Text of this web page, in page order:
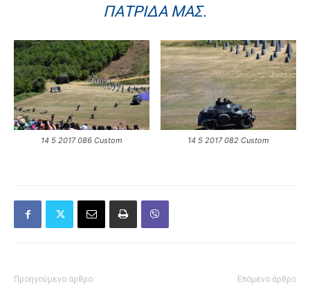
ΠΑΤΡΊΔΑ ΜΑΣ.
14 5 2017 086 Custom 14 5 2017 082 Custom
Προηγούμενο άρθρο Επόμενο άρθρο